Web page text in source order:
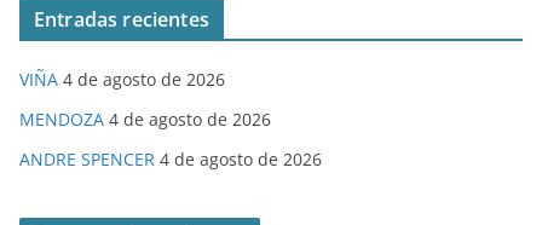
Entradas recientes
VIÑA 4 de agosto de 2026
MENDOZA 4 de agosto de 2026
ANDRE SPENCER 4 de agosto de 2026